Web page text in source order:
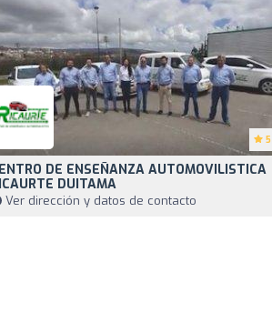
5
DE ENSEÑANZA AUTOMOVILISTICA
DUITAMA
Ver dirección y datos de contacto